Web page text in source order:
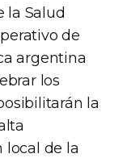
la Salud
de
argentina
los
la
local de la